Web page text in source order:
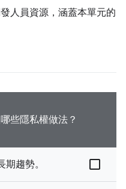
人員資源，涵蓋本單元的
些隱私權做法？
趨勢。